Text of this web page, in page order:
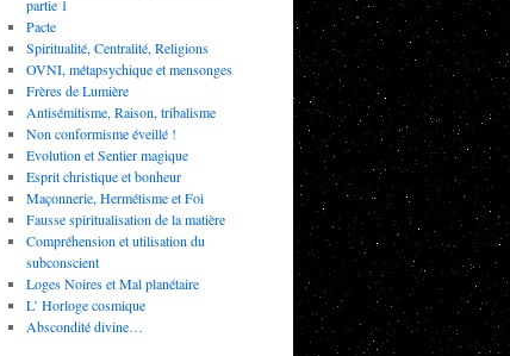
partie 1
Pacte
Spiritualité, Centralité, Religions
OVNI, métapsychique et mensonges
Frères de Lumière
Antisémitisme, Raison, tribalisme
Non conformisme éveillé !
Evolution et Sentier magique
Esprit christique et bonheur
Maçonnerie, Hermétisme et Foi
Fausse spiritualisation de la matière
Compréhension et utilisation du
subconscient
Loges Noires et Mal planétaire
L’ Horloge cosmique
Abscondité divine…